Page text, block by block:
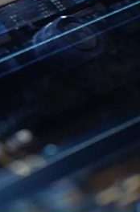
Deutsch
español